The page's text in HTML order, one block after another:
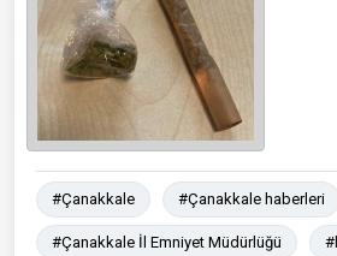
#Çanakkale #Çanakkale haberleri
#Çanakkale İl Emniyet Müdürlüğü